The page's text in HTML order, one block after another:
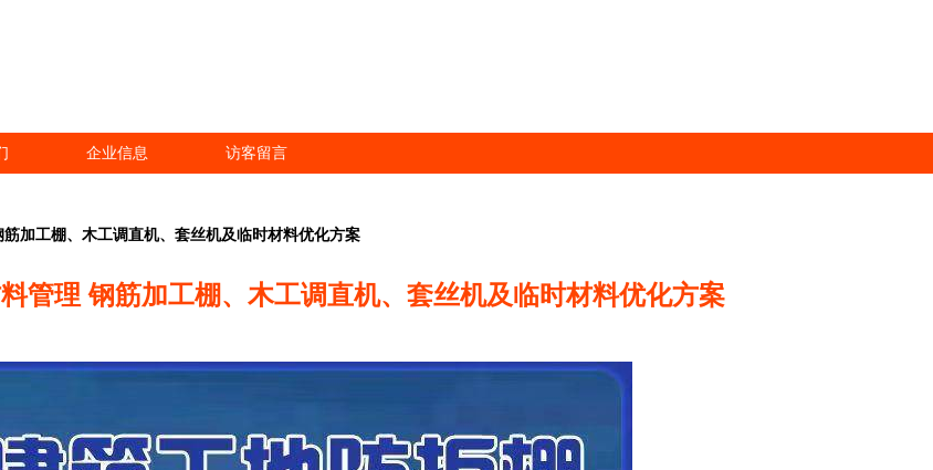
企业信息 访客留言
加工棚、木工调直机、套丝机及临时材料优化方案
管理 钢筋加工棚、木工调直机、套丝机及临时材料优化方案